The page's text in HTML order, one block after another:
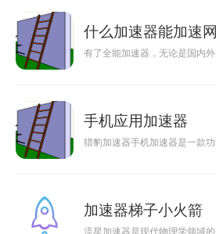
什么加速器能加速
有了全能加速器，无论是国内
手机应用加速器
猎豹加速器手机加速器是一款
加速器梯子小火箭
流星加速器是现代物理学领域